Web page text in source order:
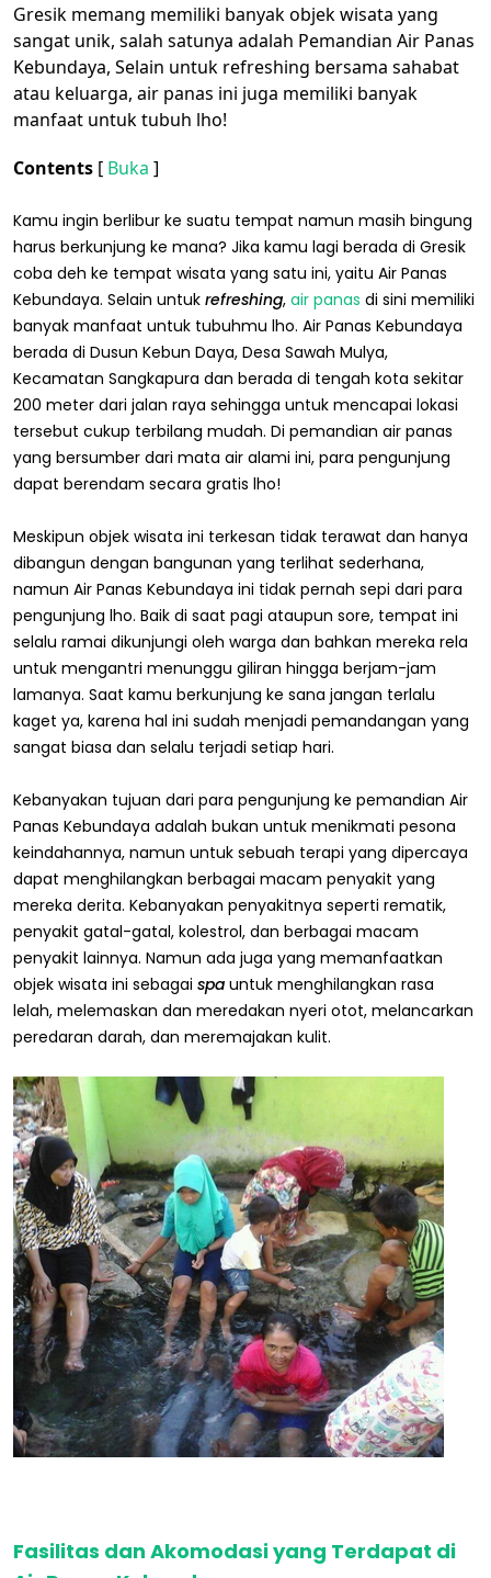
Gresik memang memiliki banyak objek wisata yang
sangat unik, salah satunya adalah Pemandian Air Panas
Kebundaya, Selain untuk refreshing bersama sahabat
atau keluarga, air panas ini juga memiliki banyak
manfaat untuk tubuh lho!
Contents [ Buka ]
Kamu ingin berlibur ke suatu tempat namun masih bingung
harus berkunjung ke mana? Jika kamu lagi berada di Gresik
coba deh ke tempat wisata yang satu ini, yaitu Air Panas
Kebundaya. Selain untuk refreshing, air panas di sini memiliki
banyak manfaat untuk tubuhmu lho. Air Panas Kebundaya
berada di Dusun Kebun Daya, Desa Sawah Mulya,
Kecamatan Sangkapura dan berada di tengah kota sekitar
200 meter dari jalan raya sehingga untuk mencapai lokasi
tersebut cukup terbilang mudah. Di pemandian air panas
yang bersumber dari mata air alami ini, para pengunjung
dapat berendam secara gratis lho!
Meskipun objek wisata ini terkesan tidak terawat dan hanya
dibangun dengan bangunan yang terlihat sederhana,
namun Air Panas Kebundaya ini tidak pernah sepi dari para
pengunjung lho. Baik di saat pagi ataupun sore, tempat ini
selalu ramai dikunjungi oleh warga dan bahkan mereka rela
untuk mengantri menunggu giliran hingga berjam-jam
lamanya. Saat kamu berkunjung ke sana jangan terlalu
kaget ya, karena hal ini sudah menjadi pemandangan yang
sangat biasa dan selalu terjadi setiap hari.
Kebanyakan tujuan dari para pengunjung ke pemandian Air
Panas Kebundaya adalah bukan untuk menikmati pesona
keindahannya, namun untuk sebuah terapi yang dipercaya
dapat menghilangkan berbagai macam penyakit yang
mereka derita. Kebanyakan penyakitnya seperti rematik,
penyakit gatal-gatal, kolestrol, dan berbagai macam
penyakit lainnya. Namun ada juga yang memanfaatkan
objek wisata ini sebagai spa untuk menghilangkan rasa
lelah, melemaskan dan meredakan nyeri otot, melancarkan
peredaran darah, dan meremajakan kulit.
Fasilitas dan Akomodasi yang Terdapat di